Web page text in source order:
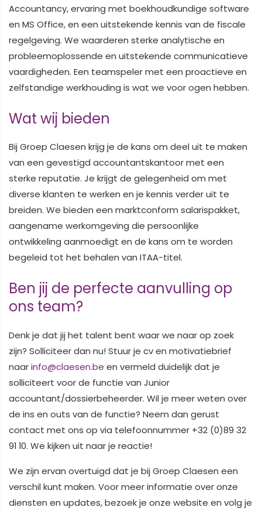
Accountancy, ervaring met boekhoudkundige software
en MS Office, en een uitstekende kennis van de fiscale
regelgeving. We waarderen sterke analytische en
probleemoplossende en uitstekende communicatieve
vaardigheden. Een teamspeler met een proactieve en
zelfstandige werkhouding is wat we voor ogen hebben.
Wat wij bieden
Bij Groep Claesen krijg je de kans om deel uit te maken
van een gevestigd accountantskantoor met een
sterke reputatie. Je krijgt de gelegenheid om met
diverse klanten te werken en je kennis verder uit te
breiden. We bieden een marktconform salarispakket,
aangename werkomgeving die persoonlijke
ontwikkeling aanmoedigt en de kans om te worden
begeleid tot het behalen van ITAA-titel.
Ben jij de perfecte aanvulling op
ons team?
Denk je dat jij het talent bent waar we naar op zoek
zijn? Solliciteer dan nu! Stuur je cv en motivatiebrief
naarinfo@claesen.be en vermeld duidelijk dat je
solliciteert voor de functie van Junior
accountant/dossierbeheerder. Wil je meer weten over
de ins en outs van de functie? Neem dan gerust
contact met ons op via telefoonnummer +32 (0)89 32
91 10. We kijken uit naar je reactie!
We zijn ervan overtuigd dat je bij Groep Claesen een
verschil kunt maken. Voor meer informatie over onze
diensten en updates, bezoek je onze website en volg je